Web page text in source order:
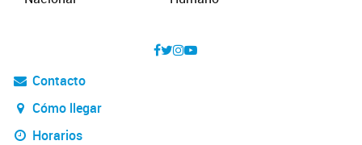
Contacto
Cómo llegar
Horarios